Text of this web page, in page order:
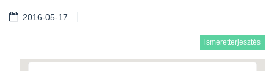
2016-05-17
ismeretterjesztés